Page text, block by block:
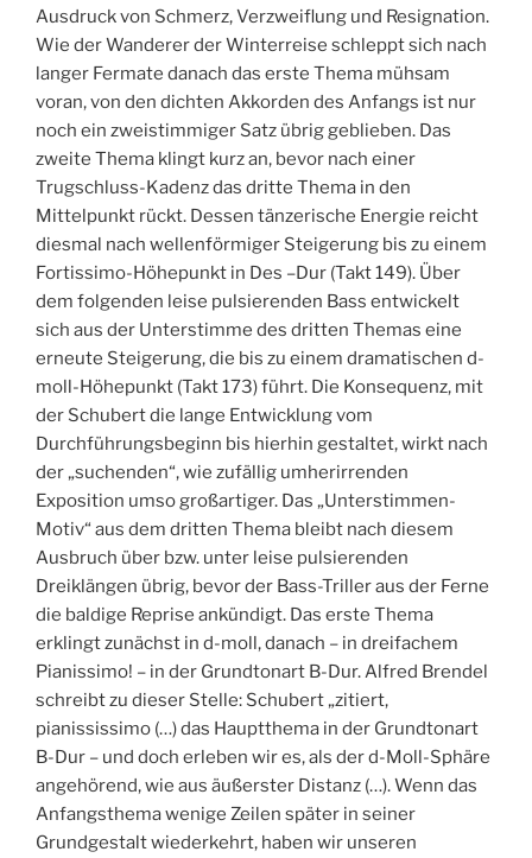
Ausdruck von Schmerz, Verzweiflung und Resignation.
Wie der Wanderer der Winterreise schleppt sich nach
langer Fermate danach das erste Thema mühsam
voran, von den dichten Akkorden des Anfangs ist nur
noch ein zweistimmiger Satz übrig geblieben. Das
zweite Thema klingt kurz an, bevor nach einer
Trugschluss-Kadenz das dritte Thema in den
Mittelpunkt rückt. Dessen tänzerische Energie reicht
diesmal nach wellenförmiger Steigerung bis zu einem
Fortissimo-Höhepunkt in Des –Dur (Takt 149). Über
dem folgenden leise pulsierenden Bass entwickelt
sich aus der Unterstimme des dritten Themas eine
erneute Steigerung, die bis zu einem dramatischen d-
moll-Höhepunkt (Takt 173) führt. Die Konsequenz, mit
der Schubert die lange Entwicklung vom
Durchführungsbeginn bis hierhin gestaltet, wirkt nach
der „suchenden“, wie zufällig umherirrenden
Exposition umso großartiger. Das „Unterstimmen-
Motiv“ aus dem dritten Thema bleibt nach diesem
Ausbruch über bzw. unter leise pulsierenden
Dreiklängen übrig, bevor der Bass-Triller aus der Ferne
die baldige Reprise ankündigt. Das erste Thema
erklingt zunächst in d-moll, danach – in dreifachem
Pianissimo! – in der Grundtonart B-Dur. Alfred Brendel
schreibt zu dieser Stelle: Schubert „zitiert,
pianississimo (…) das Hauptthema in der Grundtonart
B-Dur – und doch erleben wir es, als der d-Moll-Sphäre
angehörend, wie aus äußerster Distanz (…). Wenn das
Anfangsthema wenige Zeilen später in seiner
Grundgestalt wiederkehrt, haben wir unseren